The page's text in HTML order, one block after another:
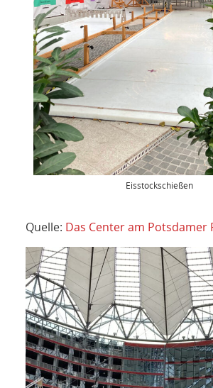
Eisstockschießen
Quelle: Das Center am Potsdamer